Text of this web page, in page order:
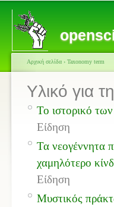
Αρχική σελίδα › Taxonomy term
Υλικό για
Το ιστορικό
Είδηση
Τα νεογέννητα
χαμηλότερο
Είδηση
Μυστικός